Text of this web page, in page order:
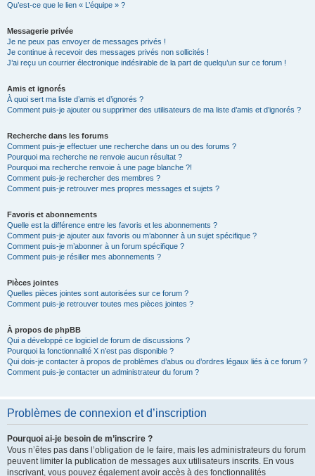
Qu’est-ce que le lien « L’équipe » ?
Messagerie privée
Je ne peux pas envoyer de messages privés !
Je continue à recevoir des messages privés non sollicités !
J’ai reçu un courrier électronique indésirable de la part de quelqu’un sur ce forum !
Amis et ignorés
À quoi sert ma liste d’amis et d’ignorés ?
Comment puis-je ajouter ou supprimer des utilisateurs de ma liste d’amis et d’ignorés ?
Recherche dans les forums
Comment puis-je effectuer une recherche dans un ou des forums ?
Pourquoi ma recherche ne renvoie aucun résultat ?
Pourquoi ma recherche renvoie à une page blanche ?!
Comment puis-je rechercher des membres ?
Comment puis-je retrouver mes propres messages et sujets ?
Favoris et abonnements
Quelle est la différence entre les favoris et les abonnements ?
Comment puis-je ajouter aux favoris ou m’abonner à un sujet spécifique ?
Comment puis-je m’abonner à un forum spécifique ?
Comment puis-je résilier mes abonnements ?
Pièces jointes
Quelles pièces jointes sont autorisées sur ce forum ?
Comment puis-je retrouver toutes mes pièces jointes ?
À propos de phpBB
Qui a développé ce logiciel de forum de discussions ?
Pourquoi la fonctionnalité X n’est pas disponible ?
Qui dois-je contacter à propos de problèmes d’abus ou d’ordres légaux liés à ce forum ?
Comment puis-je contacter un administrateur du forum ?
Problèmes de connexion et d’inscription
Pourquoi ai-je besoin de m’inscrire ?
Vous n’êtes pas dans l’obligation de le faire, mais les administrateurs du forum
peuvent limiter la publication de messages aux utilisateurs inscrits. En vous
inscrivant, vous pouvez également avoir accès à des fonctionnalités